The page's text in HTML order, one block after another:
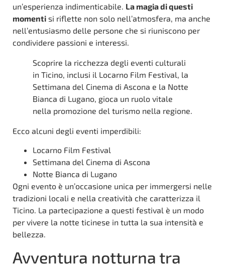
un’esperienza indimenticabile. La magia di questi
momenti si riflette non solo nell’atmosfera, ma anche
nell’entusiasmo delle persone che si riuniscono per
condividere passioni e interessi.
Scoprire la ricchezza degli eventi culturali
in Ticino, inclusi il Locarno Film Festival, la
Settimana del Cinema di Ascona e la Notte
Bianca di Lugano, gioca un ruolo vitale
nella promozione del turismo nella regione.
Ecco alcuni degli eventi imperdibili:
Locarno Film Festival
Settimana del Cinema di Ascona
Notte Bianca di Lugano
Ogni evento è un’occasione unica per immergersi nelle
tradizioni locali e nella creatività che caratterizza il
Ticino. La partecipazione a questi festival è un modo
per vivere la notte ticinese in tutta la sua intensità e
bellezza.
Avventura notturna tra